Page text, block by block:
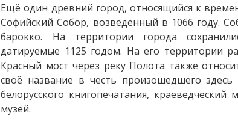
Ещё один древний город, относящийся к
Софийский Собор, возведённый в 1066 году.
барокко. На территории города
датируемые 1125 годом. На его территории
Красный мост через реку Полота также
своё название в честь произошедшего
белорусского книгопечатания,
музей.